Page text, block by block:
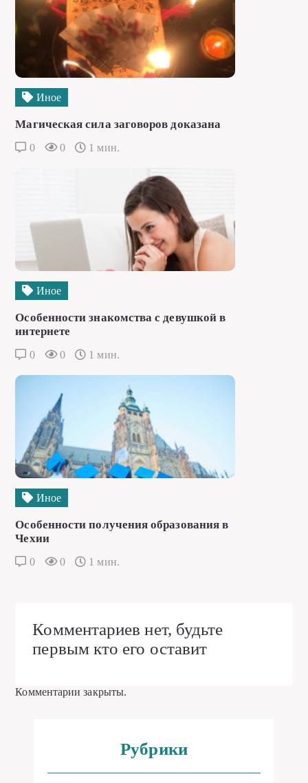
Иное
Магическая сила заговоров доказана
0 0 1 мин.
Иное
Особенности знакомства с девушкой в
интернете
0 0 1 мин.
Иное
Особенности получения образования в
Чехии
0 0 1 мин.
Комментариев нет, будьте
первым кто его оставит
Комментарии закрыты.
Рубрики